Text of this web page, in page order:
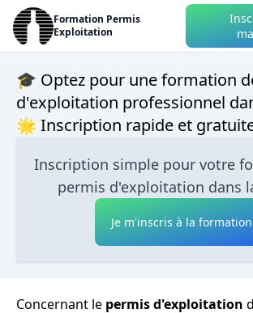
Formation Permis
Exploitation
🎓 Optez pour une formation
d'exploitation professionnel
🌟 Inscription rapide et
Inscription simple pour votre
permis d'exploitation dans
Je m'inscris à la formation
Concernant le permis d'exploitation